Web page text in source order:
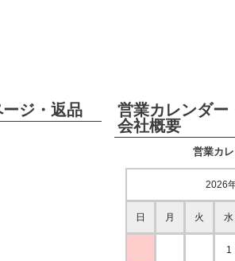
ジ・返品
営業カレンダー
会社概要
営業カ
2026
日 月 火 水
1